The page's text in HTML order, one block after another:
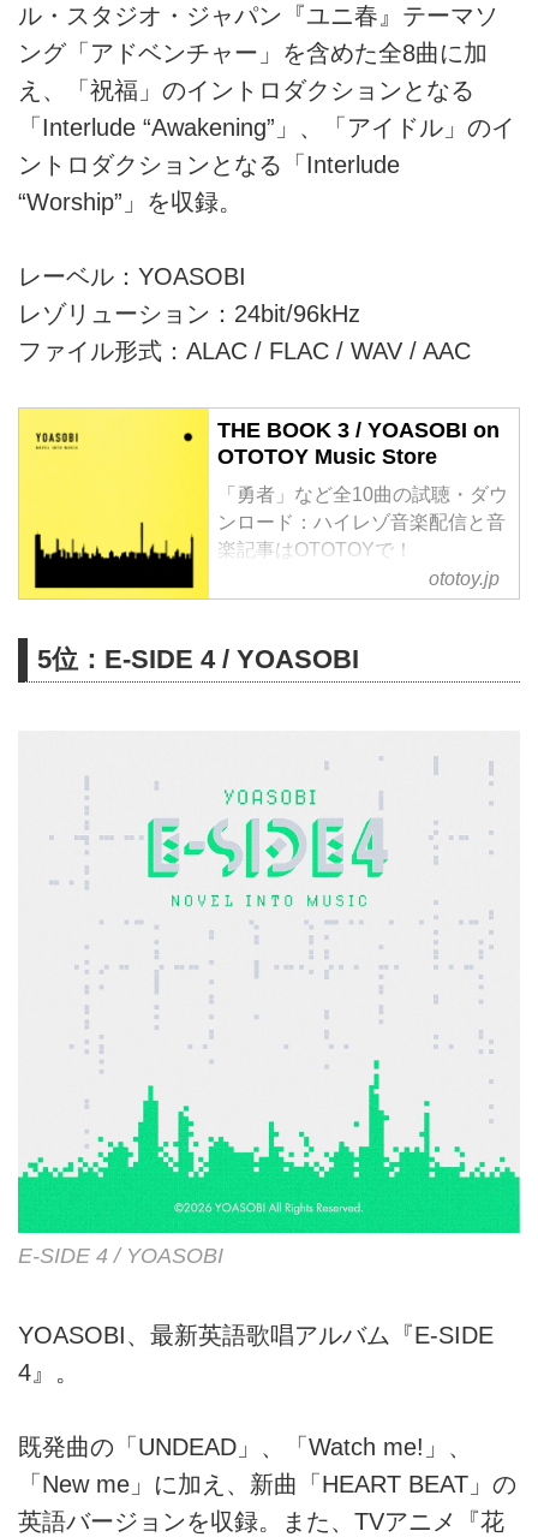
ル・スタジオ・ジャパン『ユニ春』テーマソ
ング「アドベンチャー」を含めた全8曲に加
え、「祝福」のイントロダクションとなる
「Interlude “Awakening”」、「アイドル」のイ
ントロダクションとなる「Interlude
“Worship”」を収録。
レーベル：YOASOBI
レゾリューション：24bit/96kHz
ファイル形式：ALAC / FLAC / WAV / AAC
THE BOOK 3 / YOASOBI on
OTOTOY Music Store
「勇者」など全10曲の試聴・ダウ
ンロード：ハイレゾ音楽配信と音
楽記事はOTOTOYで！
YOASOBI、3作目のEPをリリー
ス!最新楽曲TVアニメ『葬送のフ
「勇者」をはじめ、2022年2月よ
り始動した、島本理生・辻村深
下ろし順次楽曲を発表していくと
いうプロジェクト『はじめての』
より生まれた「ミスター」「好き
だ」「海のまにまに」「セブンテ
ィーン」の4曲、TVアニメ『【推
しの子】』オープニング主題歌で
もあり...
ototoy.jp
5位：E-SIDE 4 / YOASOBI
E-SIDE 4 / YOASOBI
YOASOBI、最新英語歌唱アルバム『E-SIDE
4』。
既発曲の「UNDEAD」、「Watch me!」、
「New me」に加え、新曲「HEART BEAT」の
英語バージョンを収録。また、TVアニメ『花